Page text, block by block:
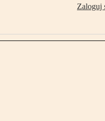
Zaloguj